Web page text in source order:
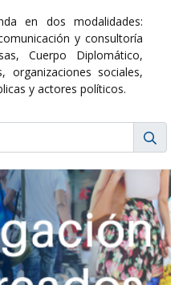
en dos modalidades:
y consultoría
Cuerpo Diplomático,
organizaciones sociales,
y actores políticos.